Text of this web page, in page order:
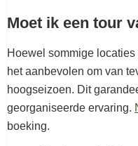
Moet ik een tour
Hoewel sommige
het aanbevolen om van
hoogseizoen. Dit
georganiseerde ervaring.
boeking.